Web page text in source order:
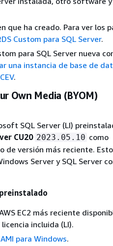
que ha creado. Para ver los
Custom para SQL Server.
para SQL Server nueva
una instancia de base de
.
Own Media (BYOM)
SQL Server (LI)
CU20 2023.05.10 como
de versión más reciente. Esto
Server y SQL Server
EC2 más reciente
incluida (LI).
para Windows.